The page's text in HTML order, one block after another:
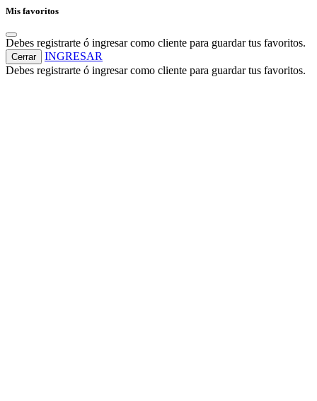
Mis favoritos
Debes registrarte ó ingresar como cliente para guardar tus favoritos.
Cerrar
INGRESAR
Debes registrarte ó ingresar como cliente para guardar tus favoritos.